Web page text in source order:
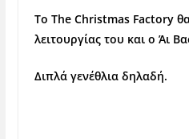
Το The Christmas Factory
λειτουργίας του και ο Άι
Διπλά γενέθλια δηλαδή.